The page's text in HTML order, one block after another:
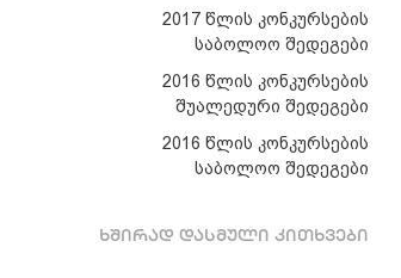
2017 წლის კონკურსების
საბოლოო შედეგები
2016 წლის კონკურსების
შუალედური შედეგები
2016 წლის კონკურსების
საბოლოო შედეგები
ᲮᲨᲘᲠᲐᲓ ᲓᲐᲡᲛᲣᲚᲘ ᲙᲘᲗᲮᲕᲔᲑᲘ